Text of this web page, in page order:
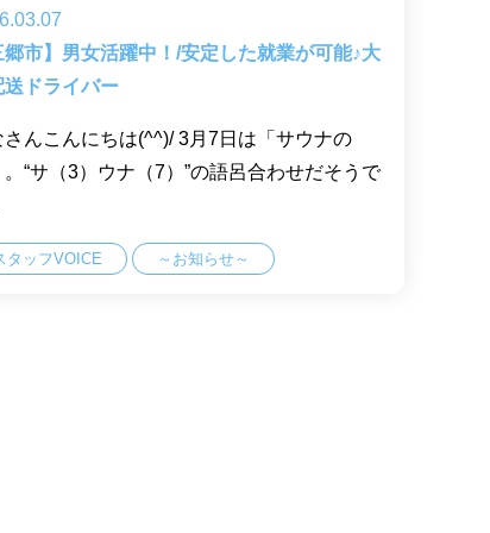
郷市】男女活躍中！/安定した就業が可能♪大
送ドライバー
さんこんにちは(^^)/ 3月7日は「サウナの
。“サ（3）ウナ（7）”の語呂合わせだそうで
タッフVOICE ～お知らせ～